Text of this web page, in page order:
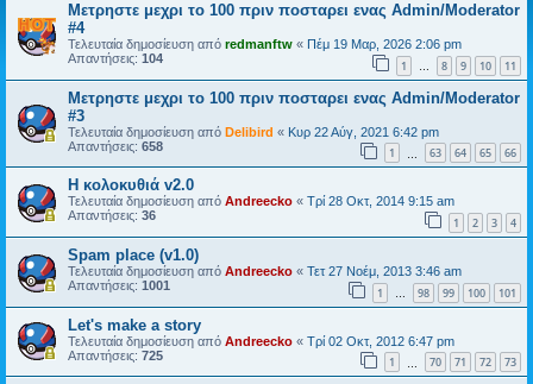
Μετρηστε μεχρι το 100 πριν ποσταρει ενας Admin/Moderator
#4
Τελευταία δημοσίευση από redmanftw « Πέμ 19 Μαρ, 2026 2:06 pm
Απαντήσεις: 104 1 … 8 9 10 11
Μετρηστε μεχρι το 100 πριν ποσταρει ενας Admin/Moderator
#3
Τελευταία δημοσίευση από Delibird « Κυρ 22 Αύγ, 2021 6:42 pm
Απαντήσεις: 658 1 63 64 65 66
Η κολοκυθιά v2.0
Τελευταία δημοσίευση από Andreecko « Τρί 28 Οκτ, 2014 9:15 am
Απαντήσεις: 36 1 2 3 4
Spam place (v1.0)
Τελευταία δημοσίευση από Andreecko « Τετ 27 Νοέμ, 2013 3:46 am
Απαντήσεις: 1001 1 … 98 99 100 101
Let's make a story
Τελευταία δημοσίευση από Andreecko « Τρί 02 Οκτ, 2012 6:47 pm
Απαντήσεις: 725 1 70 71 72 73